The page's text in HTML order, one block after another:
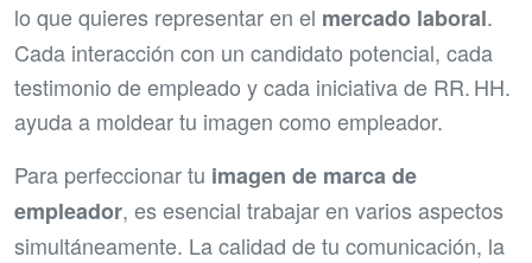
lo que quieres representar en el mercado laboral.
Cada interacción con un candidato potencial, cada
testimonio de empleado y cada iniciativa de RR. HH.
ayuda a moldear tu imagen como empleador.
Para perfeccionar tu imagen de marca de
empleador, es esencial trabajar en varios aspectos
simultáneamente. La calidad de tu comunicación, la